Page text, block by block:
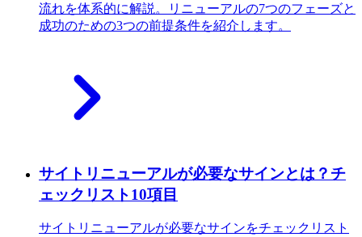
流れを体系的に解説。リニューアルの7つのフェーズと
成功のための3つの前提条件を紹介します。
サイトリニューアルが必要なサインとは？チ
ェックリスト10項目
サイトリニューアルが必要なサインをチェックリスト